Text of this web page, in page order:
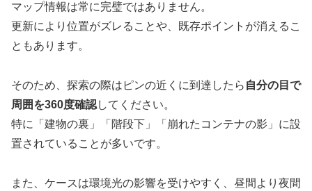
マップ情報は常に完璧ではありません。
更新により位置がズレることや、既存ポイントが消えるこ
ともあります。
そのため、探索の際はピンの近くに到達したら 自分の目で
周囲を360度確認してください。
特に「建物の裏」「階段下」「崩れたコンテナの影」に設
置されていることが多いです。
また、ケースは環境光の影響を受けやすく、昼間より夜間